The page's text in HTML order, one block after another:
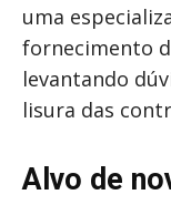
uma
fornecimento
levantando
lisura das
Alvo de